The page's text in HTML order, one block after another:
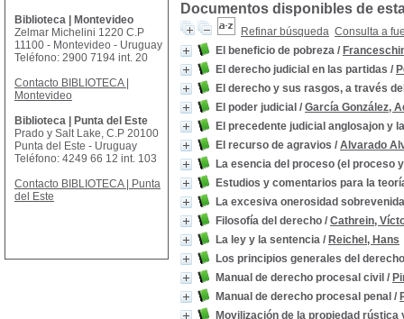
Documentos disponibles de
Refinar búsqueda Consulta a
El beneficio de pobreza /
El derecho judicial en las partidas /
El derecho y sus rasgos, a través
El poder judicial / García González,
El precedente judicial anglosajon y
El recurso de agravios / Alvarado
La esencia del proceso (el proceso
Estudios y comentarios para la
La excesiva onerosidad
Filosofía del derecho / Cathrein,
La ley y la sentencia / Reichel, Hans
Los principios generales del
Manual de derecho procesal civil /
Manual de derecho procesal penal /
Movilización de la propiedad rústica
Biblioteca | Montevideo
Zelmar Michelini 1220 C.P
11100 - Montevideo - Uruguay
Teléfono: 2900 7194 int. 20
Contacto BIBLIOTECA |
Montevideo
Biblioteca | Punta del Este
Prado y Salt Lake, C.P 20100
Punta del Este - Uruguay
Teléfono: 4249 66 12 int. 103
Contacto BIBLIOTECA | Punta
del Este